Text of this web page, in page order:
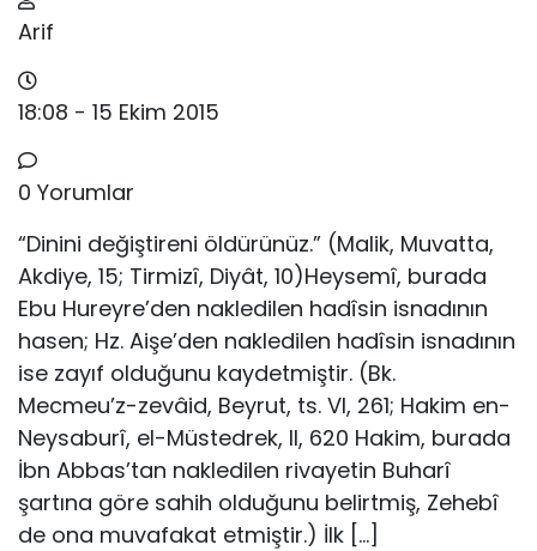
Arif
18:08 - 15 Ekim 2015
0 Yorumlar
“Dinini değiştireni öldürünüz.” (Malik, Muvatta,
Akdiye, 15; Tirmizî, Diyât, 10)Heysemî, burada
Ebu Hureyre’den nakledilen hadîsin isnadının
hasen; Hz. Aişe’den nakledilen hadîsin isnadının
ise zayıf olduğunu kaydetmiştir. (Bk.
Mecmeu’z-zevâid, Beyrut, ts. VI, 261; Hakim en-
Neysaburî, el-Müstedrek, II, 620 Hakim, burada
İbn Abbas’tan nakledilen rivayetin Buharî
şartına göre sahih olduğunu belirtmiş, Zehebî
de ona muvafakat etmiştir.) İlk […]